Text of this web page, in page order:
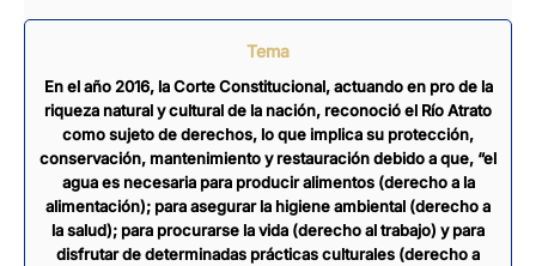
Tema
En el año 2016, la Corte Constitucional, actuando en pro de la
riqueza natural y cultural de la nación, reconoció el Río Atrato
como sujeto de derechos, lo que implica su protección,
conservación, mantenimiento y restauración debido a que, “el
agua es necesaria para producir alimentos (derecho a la
alimentación); para asegurar la higiene ambiental (derecho a
la salud); para procurarse la vida (derecho al trabajo) y para
disfrutar de determinadas prácticas culturales (derecho a